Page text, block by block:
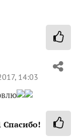
14:03
Спасибо!